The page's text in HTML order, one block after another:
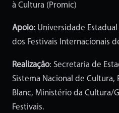
à Cultura (Promic)
Apoio: Universidade
dos Festivais Internacionais
Realização: Secretaria de
Sistema Nacional de
Blanc, Ministério da Cultura/
Festivais.